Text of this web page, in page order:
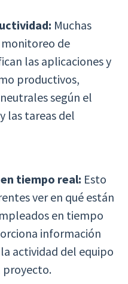
Muchas
de
las aplicaciones y
productivos,
según el
las tareas del
tiempo real: Esto
ver en qué están
en tiempo
información
actividad del equipo
proyecto.